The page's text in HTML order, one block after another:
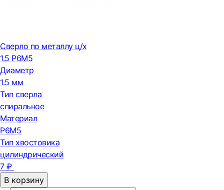
Сверло по металлу ц/х
1.5 Р6М5
Диаметр
1.5 мм
Тип сверла
спиральное
Материал
Р6М5
Тип хвостовика
цилиндрический
7 ₽
В корзину